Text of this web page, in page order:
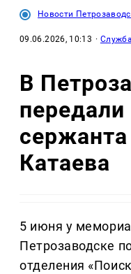
Новости
09.06.2026, 10:13 ·
В
передали
Катаева
5 июня у
Петрозаводске
отделения